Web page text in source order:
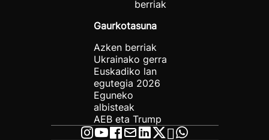
berriak
Gaurkotasuna
Azken berriak
Ukrainako gerra
Euskadiko lan
egutegia 2026
Eguneko
albisteak
AEB eta Trump